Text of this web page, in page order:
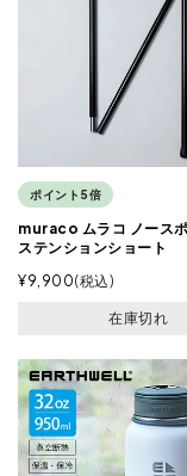
ポイント5倍
muraco ムラコ ノース
ステンションショート
¥9,900 税込
在庫切れ